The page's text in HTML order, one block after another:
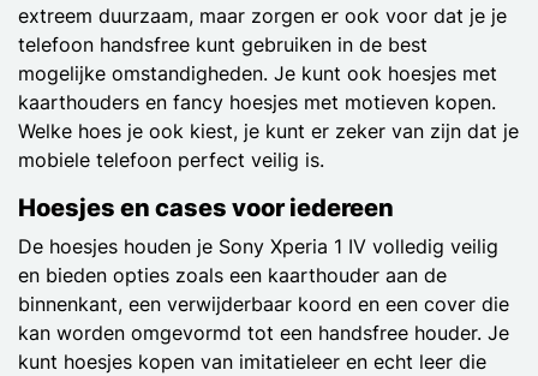
extreem duurzaam, maar zorgen er ook voor dat je je
telefoon handsfree kunt gebruiken in de best
mogelijke omstandigheden. Je kunt ook hoesjes met
kaarthouders en fancy hoesjes met motieven kopen.
Welke hoes je ook kiest, je kunt er zeker van zijn dat je
mobiele telefoon perfect veilig is.
Hoesjes en cases voor iedereen
De hoesjes houden je Sony Xperia 1 IV volledig veilig
en bieden opties zoals een kaarthouder aan de
binnenkant, een verwijderbaar koord en een cover die
kan worden omgevormd tot een handsfree houder. Je
kunt hoesjes kopen van imitatieleer en echt leer die